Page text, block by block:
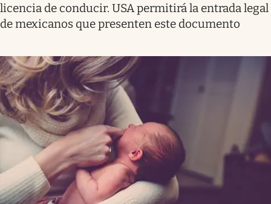
licencia de conducir. USA permitirá la entrada legal
de mexicanos que presenten este documento